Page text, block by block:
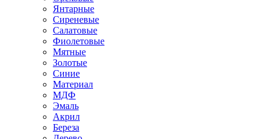
Янтарные
Сиреневые
Салатовые
Фиолетовые
Мятные
Золотые
Синие
Материал
МДФ
Эмаль
Акрил
Береза